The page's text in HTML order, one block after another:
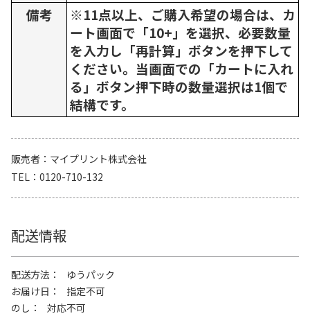
備考
※11点以上、ご購入希望の場合は、カ
ート画面で「10+」を選択、必要数量
を入力し「再計算」ボタンを押下して
ください。当画面での「カートに入れ
る」ボタン押下時の数量選択は1個で
結構です。
販売者
マイプリント株式会社
TEL
0120-710-132
配送情報
配送方法
ゆうパック
お届け日
指定不可
のし
対応不可